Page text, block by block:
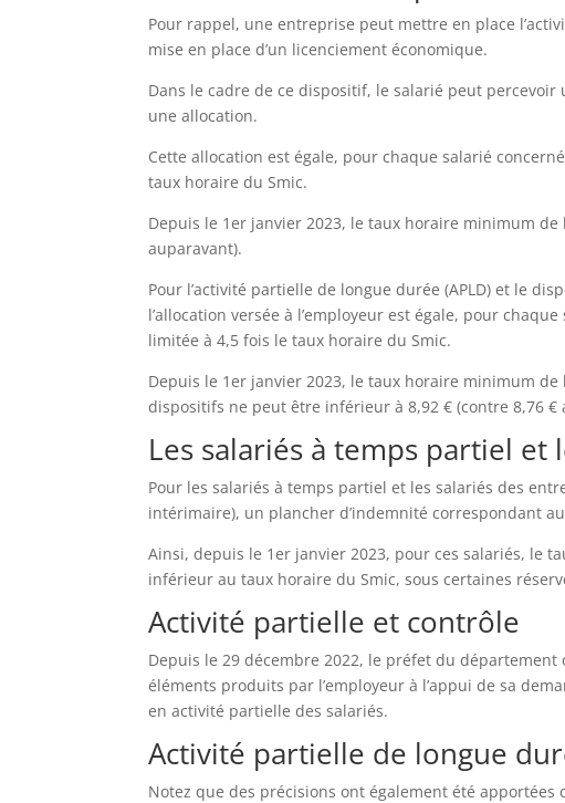
Pour rappel, une entreprise peut mettre en place
mise en place d’un licenciement économique.
Dans le cadre de ce dispositif, le salarié peut
une allocation.
Cette allocation est égale, pour chaque salarié
taux horaire du Smic.
Depuis le 1er janvier 2023, le taux horaire minimum
auparavant).
Pour l’activité partielle de longue durée (APLD) et le
l’allocation versée à l’employeur est égale, pour
limitée à 4,5 fois le taux horaire du Smic.
Depuis le 1er janvier 2023, le taux horaire minimum de
dispositifs ne peut être inférieur à 8,92 € (contre 8,76 €
Les salariés à temps partiel et
Pour les salariés à temps partiel et les salariés des
intérimaire), un plancher d’indemnité correspondant
Ainsi, depuis le 1er janvier 2023, pour ces salariés, le
inférieur au taux horaire du Smic, sous certaines
Activité partielle et contrôle
Depuis le 29 décembre 2022, le préfet du
éléments produits par l’employeur à l’appui de sa
en activité partielle des salariés.
Activité partielle de longue
Notez que des précisions ont également été